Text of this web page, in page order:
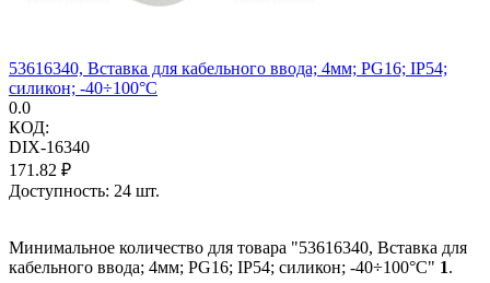
53616340, Вставка для кабельного ввода; 4мм; PG16; IP54;
силикон; -40÷100°C
0.0
КОД:
DIX-16340
171.82 ₽
Доступность: 24 шт.
Минимальное количество для товара "53616340, Вставка для
кабельного ввода; 4мм; PG16; IP54; силикон; -40÷100°C" 1.